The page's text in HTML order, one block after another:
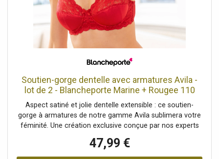
Soutien-gorge dentelle avec armatures Avila -
lot de 2 - Blancheporte Marine + Rougee 110
Unisex
Aspect satiné et jolie dentelle extensible : ce soutien-
gorge à armatures de notre gamme Avila sublimera votre
féminité. Une création exclusive conçue par nos experts
et ultra-féminin... le tout à petit prix ! Composition• 91%
polyamide, 9% élasthanneDescription• Soutien-gorge à
47,99 €